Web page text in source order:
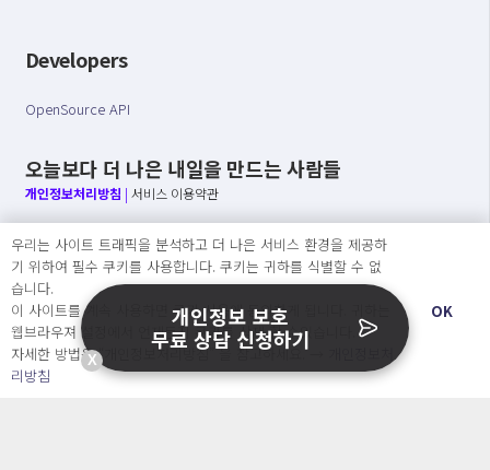
Developers
OpenSource API
오늘보다 더 나은 내일을 만드는 사람들
개인정보처리방침 | 서비스 이용약관
○ 개인정보보호 컴플라이언스를 선도하겠습니다.
○ 정보주체의 권리를 보장하겠습니다.
○ 기업의 개인정보보호를 위한 효율적 관리를 보장하겠습니다.
Copyright Ⓒ
2026 O.NE PEOPLE Co., Ltd. All rights reserved.
우리는 사이트 트래픽을 분석하고 더 나은 서비스 환경을 제공하
기 위하여 필수 쿠키를 사용합니다. 쿠키는 귀하를 식별할 수 없
습니다.
이 사이트를 계속 사용하면 쿠키 사용에 동의하게 됩니다. 귀하는
웹브라우져 설정에서 언제든지 쿠키를 삭제 할 수있습니다.
자세한 방법은 “개인정보처리방침” 을 참고하세요. →
리방침
OK
X
개인정보 보호
무료 상담 신청하기